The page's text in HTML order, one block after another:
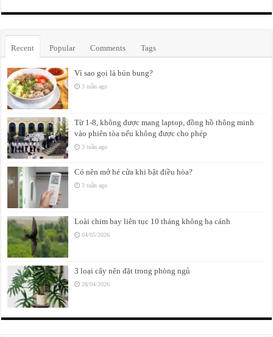
Recent Popular Comments Tags
Vì sao gọi là bún bung?
3 tuần ago
Từ 1-8, không được mang laptop, đồng hồ thông minh
vào phiên tòa nếu không được cho phép
3 tuần ago
Có nên mở hé cửa khi bật điều hòa?
3 tuần ago
Loài chim bay liên tục 10 tháng không hạ cánh
04/05/2026
3 loại cây nên đặt trong phòng ngủ
28/04/2026